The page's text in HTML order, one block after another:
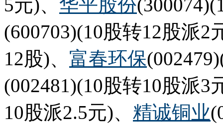
5元)、 华平股份
(600703)(10股转12股派2
12股)、 富春环保
(002481)(10股转10股派3
10股派2.5元)、 精诚铜业